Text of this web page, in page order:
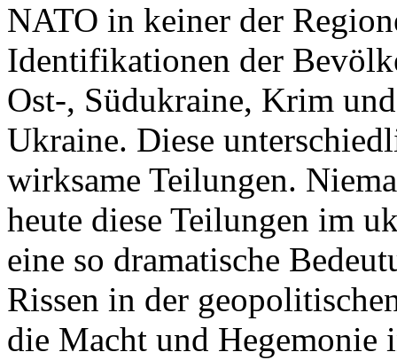
NATO in keiner der
Identifikationen der
Ost-, Südukraine, Krim
Ukraine. Diese
wirksame Teilungen.
heute diese Teilungen im
eine so dramatische
Rissen in der
die Macht und Hegemonie